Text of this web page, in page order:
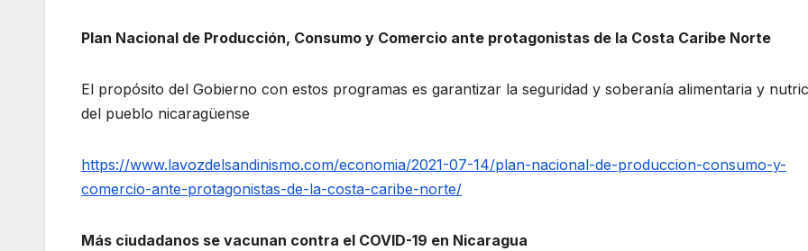
Plan Nacional de Producción, Consumo y Comercio ante protagonistas de la Costa Caribe Norte
El propósito del Gobierno con estos programas es garantizar la seguridad y soberanía alimentaria y
del pueblo nicaragüense
https://www.lavozdelsandinismo.com/economia/2021-07-14/plan-nacional-de-produccion-consumo-y-
comercio-ante-protagonistas-de-la-costa-caribe-norte/
Más ciudadanos se vacunan contra el COVID-19 en Nicaragua